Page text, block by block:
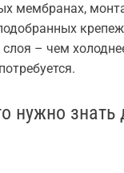
мембранах,
– чем
нужно знать